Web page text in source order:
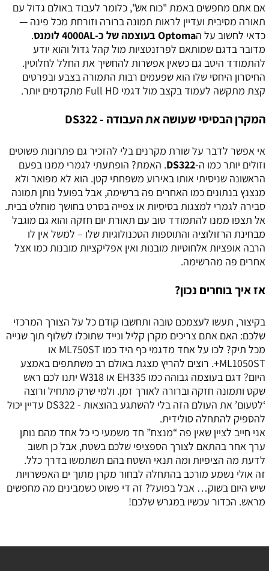
אם אתם מחפשים באמת "כוח אש", כלומר לעבוד באולם גדול עם
תאורה מסיבית ועדיין לראות תמונה ברורה וזורחת מכל פינה —
כדאי לחשוב על הOptoma בעוצמה של כ-4000AL לומנס
.
מדובר בדגם שמותאם לפרזנטציות מול קהל גדול והוא יודע
להתמודד היטב גם כשאין אפשרות להחשיך את החלל לחלוטין.
החיסרון היחסי שלו הוא שפעמים רבות התמורה בצבע ובפרטים
קצת מתקשה לעמוד בקצב מול דגמי Full HD מתקדמים יותר.
המקרן הבסיסי שעושה את העבודה - DS322
אי אפשר לדבר על שורת מקרנים בלי להזכיר גם פתרונות פשוטים
וזולים יותר כמו ה-DS322. האמת? הופתעתי לגמרי ממנו בפעם
הראשונה שניסיתי אותו באירוע משפחתי קטן. הוא לא מפואר ולא
מנצנץ בנתונים כמו האחרים פה ברשימה, אבל בפועל נותן תמונה
סבירה לגמרי למצגות בסיסיות או צפייה בסרט בחושך מוחלט בבית.
אל תצפו ממנו להתמודד טוב עם תאורת יום חזקה והוא גם מוגבל
מבחינת הרזולוציה והתוספות הטכנולוגיות שלו – למשל אין לו
הרבה אופציות אלחוטיות מובנות ואין אפליקציות מובנות כמו אצל
אחרים פה מהרשימה.
אז איך בוחרים נכון?
בקיצור, תעשו לעצמכם טובה ותחשבו קודם כל על הצורך המרכזי
שלכם: האם אתם צריכים מקרן קליל ונייד שתוכלו לשלוף תוך שנייה
מכל תיק? לכו על אחד מדגמי כף היד כמו ML750ST או
ML1050ST+. רוצים להריץ מצגת באולם רב משתתפים באמצע
היום? דגם בעוצמה גבוהה כמו EH335 או W318 יתנו לכם ראש
שקט ותמונה חזקה וברורה לאורך זמן. ולמי שרק מתחיל ורוצה
‘לטעום’ את העולם הזה בלי להשתגע בהוצאות - DS322 עדיין יכול
להספיק להתחלה סולידית.
אני חייב לציין שאין פה “מנצח” חד משמעי כי כל אחד מהם נותן
ערך אחר בהתאם לצורך הספציפי שלכם בשטח, אבל כן חשוב
לדעת מה הציפיות ומה תנאי השטח בהם תשתמשו בדרך כלל.
זה אולי נשמע מורכב בהתחלה לבחור מקרן מתוך ים האפשרויות
שיש היום בשוק… אבל בפועל? זה די פשוט כשמבינים מה מחפשים
מראש. הכדור עכשיו במגרש שלכם!